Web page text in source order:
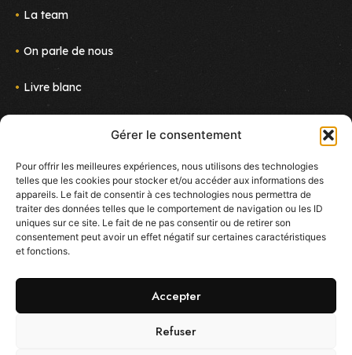
Gérer le consentement
Pour offrir les meilleures expériences, nous utilisons des technologies
telles que les cookies pour stocker et/ou accéder aux informations des
appareils. Le fait de consentir à ces technologies nous permettra de
traiter des données telles que le comportement de navigation ou les ID
uniques sur ce site. Le fait de ne pas consentir ou de retirer son
consentement peut avoir un effet négatif sur certaines caractéristiques
et fonctions.
Accepter
Refuser
La team
On parle de nous
Livre blanc
Nous rejoindre
Newsletter
Suivez le projet !
E-mail
J'accepte de reçevoir des mails sur les nouveautés